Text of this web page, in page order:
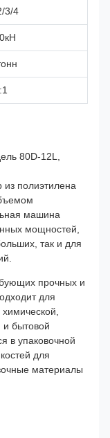
3/4
80D-12L,
из полиэтилена
машина
мощностей,
так и для
прочных и
для
и бытовой
в упаковочной
для
материалы